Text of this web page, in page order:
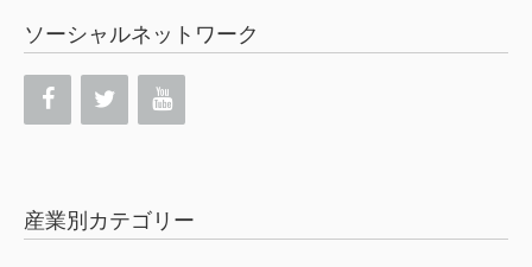
ソーシャルネットワーク
産業別カテゴリー